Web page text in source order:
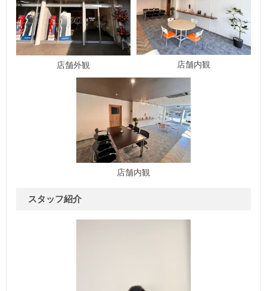
店舗外観 店舗内観
店舗内観
スタッフ紹介